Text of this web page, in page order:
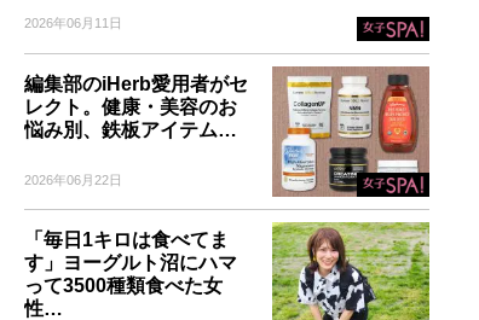
2026年06月11日
編集部のiHerb愛用者がセ
レクト。健康・美容のお
悩み別、鉄板アイテム…
2026年06月22日
「毎日1キロは食べてま
す」ヨーグルト沼にハマ
って3500種類食べた女
性…